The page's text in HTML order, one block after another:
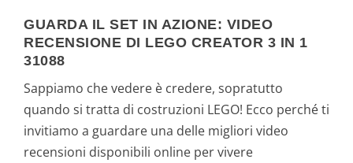
GUARDA IL SET IN AZIONE: VIDEO
RECENSIONE DI LEGO CREATOR 3 IN 1
31088
Sappiamo che vedere è credere, sopratutto
quando si tratta di costruzioni LEGO! Ecco perché ti
invitiamo a guardare una delle migliori video
recensioni disponibili online per vivere